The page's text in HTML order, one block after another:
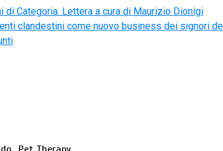
di Categoria. Lettera a cura di Maurizio Dionigi
clandestini come nuovo business dei signori